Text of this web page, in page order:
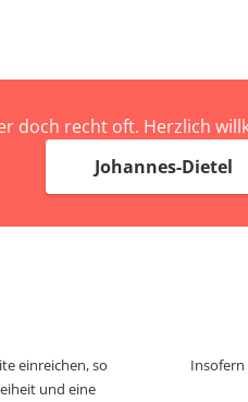
doch recht oft. Herzlich
Johannes-Dietel
einreichen, so
und eine